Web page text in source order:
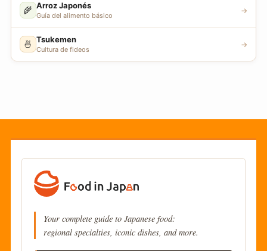
🌾 Arroz Japonés
Guía del alimento básico
→
🍜 Tsukemen
Cultura de fideos
→
Your complete guide to Japanese food:
regional specialties, iconic dishes, and more.